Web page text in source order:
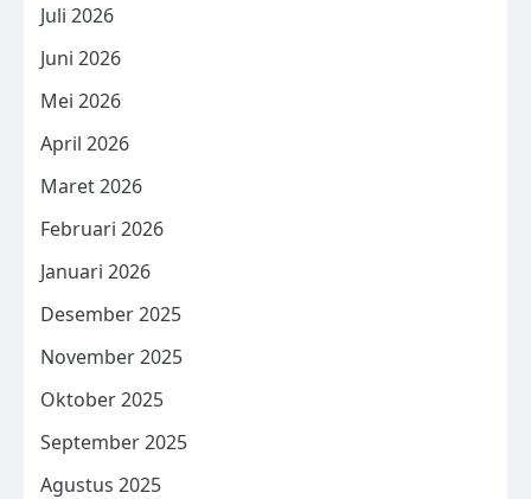
Juli 2026
Juni 2026
Mei 2026
April 2026
Maret 2026
Februari 2026
Januari 2026
Desember 2025
November 2025
Oktober 2025
September 2025
Agustus 2025